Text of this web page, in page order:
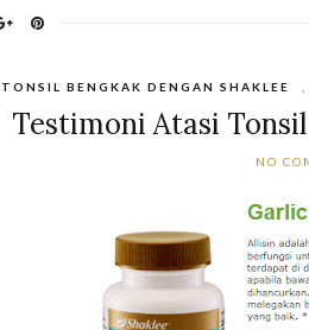
BENGKAK DENGAN SHAKLEE
Testimoni Atasi
NO